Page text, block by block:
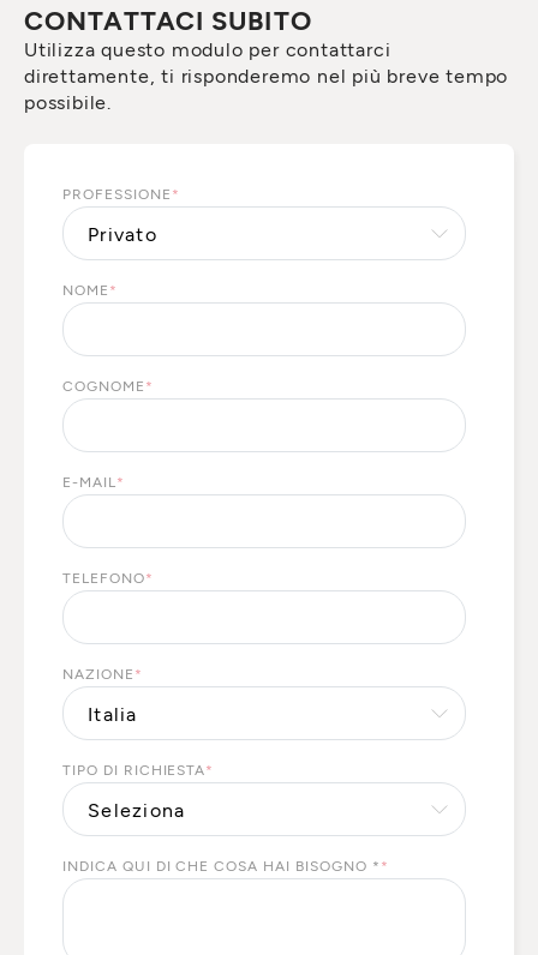
CONTATTACI SUBITO
Utilizza questo modulo per contattarci
direttamente, ti risponderemo nel più breve tempo
possibile.
PROFESSIONE *
NOME *
COGNOME *
E-MAIL *
TELEFONO*
NAZIONE *
TIPO DI RICHIESTA*
INDICA QUI DI CHE COSA HAI BISOGNO * *